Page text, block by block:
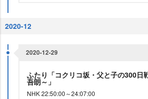
2020-12
2020-12-29
ふたり「コクリコ坂・父と子の300日
吾朗～」
NHK 22:50:00～24:07:00